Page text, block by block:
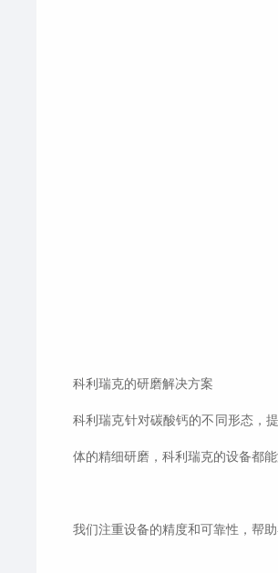
科利瑞克的研磨解决方案
科利瑞克针对碳酸钙的不同形态，
体的精细研磨，科利瑞克的设备都能
我们注重设备的精度和可靠性，帮